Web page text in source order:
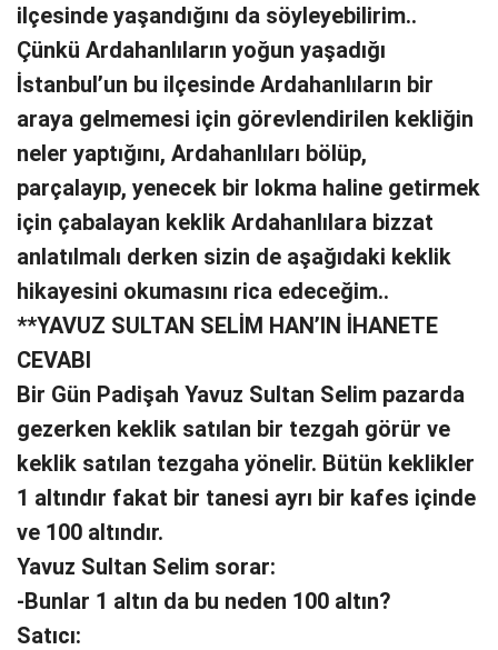
ilçesinde yaşandığını da söyleyebilirim..
Çünkü Ardahanlıların yoğun yaşadığı
İstanbul’un bu ilçesinde Ardahanlıların bir
araya gelmemesi için görevlendirilen kekliğin
neler yaptığını, Ardahanlıları bölüp,
parçalayıp, yenecek bir lokma haline getirmek
için çabalayan keklik Ardahanlılara bizzat
anlatılmalı derken sizin de aşağıdaki keklik
hikayesini okumasını rica edeceğim..
**YAVUZ SULTAN SELİM HAN’IN İHANETE
CEVABI
Bir Gün Padişah Yavuz Sultan Selim pazarda
gezerken keklik satılan bir tezgah görür ve
keklik satılan tezgaha yönelir. Bütün keklikler
1 altındır fakat bir tanesi ayrı bir kafes içinde
ve 100 altındır.
Yavuz Sultan Selim sorar:
-Bunlar 1 altın da bu neden 100 altın?
Satıcı: